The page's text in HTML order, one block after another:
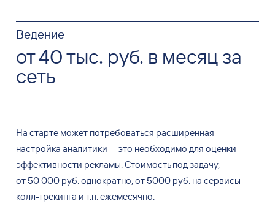
Ведение
от 40 тыс. руб. в месяц за
сеть
На старте может потребоваться расширенная
настройка аналитики —это необходимо для оценки
эффективности рекламы. Стоимость под задачу,
от 50000 руб. однократно, от 5000 руб. на сервисы
колл-трекинга и т.п. ежемесячно.